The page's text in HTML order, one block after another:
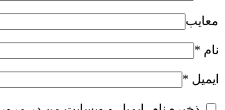
معایب
نام *
ایمیل *